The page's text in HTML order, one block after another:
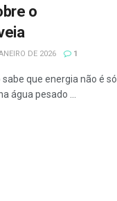
o
DE 2026 1
que energia não é só
água pesado ...